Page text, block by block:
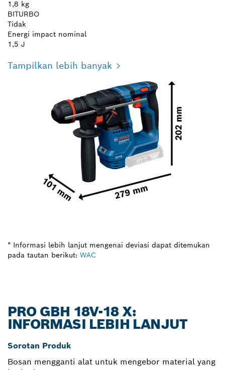
1,8 kg
BITURBO
Tidak
Energi impact nominal
1,5 J
Tampilkan lebih banyak
* Informasi lebih lanjut mengenai deviasi dapat ditemukan
pada tautan berikut: WAC
PRO GBH 18V-18 X:
INFORMASI LEBIH LANJUT
Sorotan Produk
Bosan mengganti alat untuk mengebor material yang